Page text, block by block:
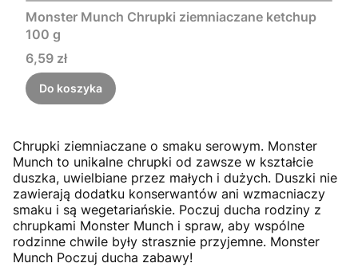
Monster Munch Chrupki ziemniaczane ketchup
100 g
Cena
6,59 zł
Do koszyka
Chrupki ziemniaczane o smaku serowym. Monster
Munch to unikalne chrupki od zawsze w kształcie
duszka, uwielbiane przez małych i dużych. Duszki nie
zawierają dodatku konserwantów ani wzmacniaczy
smaku i są wegetariańskie. Poczuj ducha rodziny z
chrupkami Monster Munch i spraw, aby wspólne
rodzinne chwile były strasznie przyjemne. Monster
Munch Poczuj ducha zabawy!